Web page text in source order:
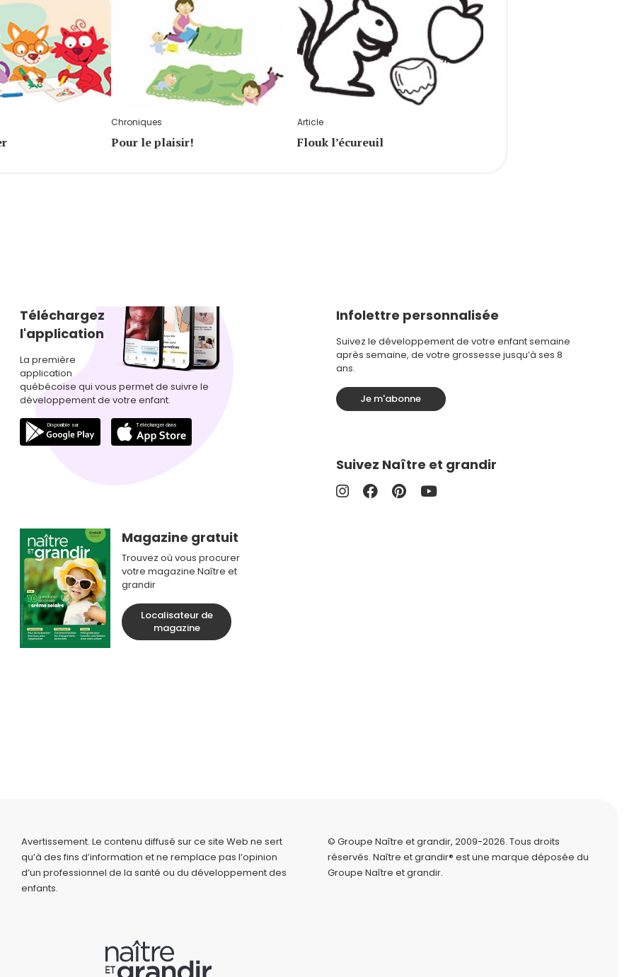
Chroniques
Pour le plaisir!
Article
Flouk l’écureuil
Téléchargez
l'application
La première
application
québécoise qui vous permet de suivre le
développement de votre enfant.
Magazine gratuit
Trouvez où vous procurer
votre magazine Naître et
grandir
Localisateur de
magazine
Infolettre personnalisée
Suivez le développement de votre enfant semaine
après semaine, de votre grossesse jusqu’à ses 8
ans.
Je m'abonne
Suivez Naître et grandir
Avertissement. Le contenu diffusé sur ce site Web ne sert
qu’à des fins d’information et ne remplace pas l’opinion
d’un professionnel de la santé ou du développement des
enfants.
© Groupe Naître et grandir, 2009-2026. Tous droits
réservés. Naître et grandir® est une marque déposée du
Groupe Naître et grandir.